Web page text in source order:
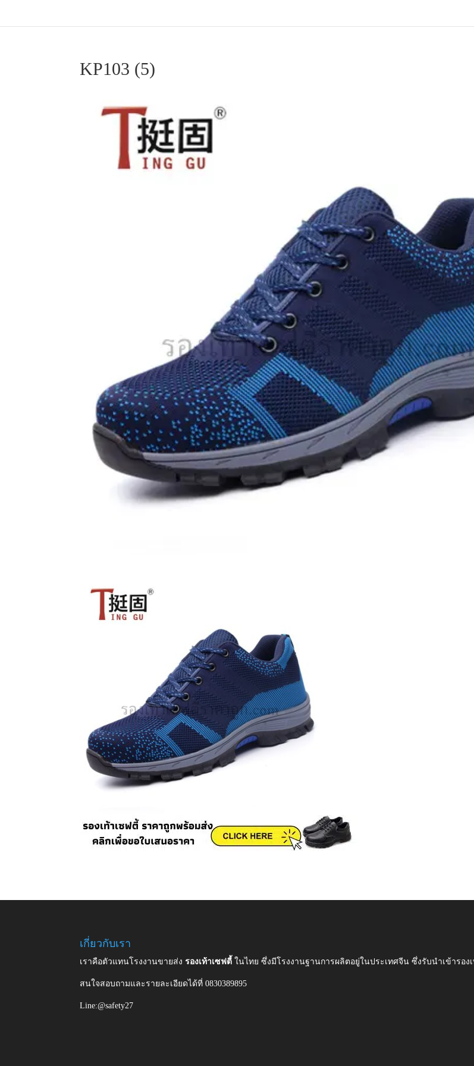
KP103 (5)
เกี่ยวกับเรา
เราคือตัวแทนโรงงานขายส่งรองเท้าเซฟตี้ในไทย ซึ่งมีโรงงานฐานการผลิตอยู่ในประเทศจีน ซึ่งรับนำเข้าร
สนใจสอบถามและรายละเอียดได้ที่ 0830389895
Line:@safety27